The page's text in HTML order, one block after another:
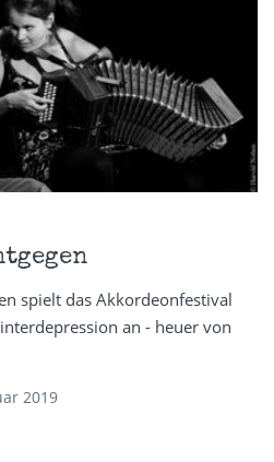
spielt das Akkordeonfestival
an - heuer von
2019